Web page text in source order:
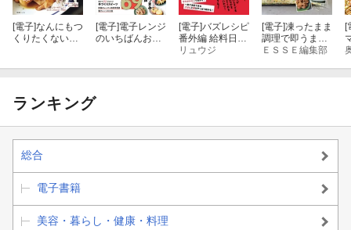
[電子]なんにもつ
くりたくない日
[電子]電子レンジ
のいちばんおい
[電子]バズレシピ
番外編 給料日前
ごはん
リュウジ
[電子]凍ったまま
調理で即うま！
下味冷凍のラク
ＥＳＳＥ編集部
[
ランキング
総合
電子書籍
美容・暮らし・健康・料理